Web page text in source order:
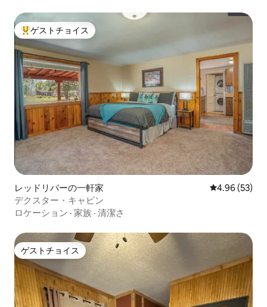
大好評のゲストチョイスです。
ゲストチョイス
レッドリバーの一軒家 レビュー53
4.96 (53)
デクスター・キャビン
ロケーション · 家族 · 清潔さ
ゲストチョイス
ゲストチョイス